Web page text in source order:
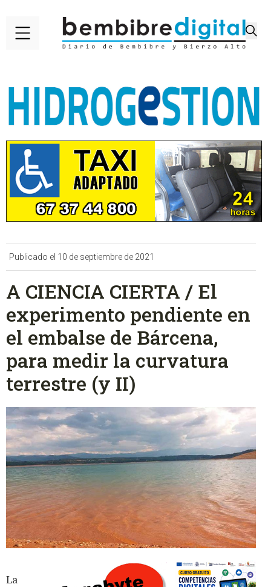
Publicado el 10 de septiembre de 2021
A CIENCIA CIERTA / El
experimento pendiente en
el embalse de Bárcena,
para medir la curvatura
terrestre (y II)
La